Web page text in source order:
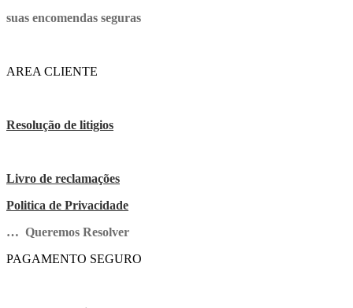
suas encomendas seguras
AREA CLIENTE
Resolução de litigios
Livro de reclamações
Politica de Privacidade
… Queremos Resolver
PAGAMENTO SEGURO